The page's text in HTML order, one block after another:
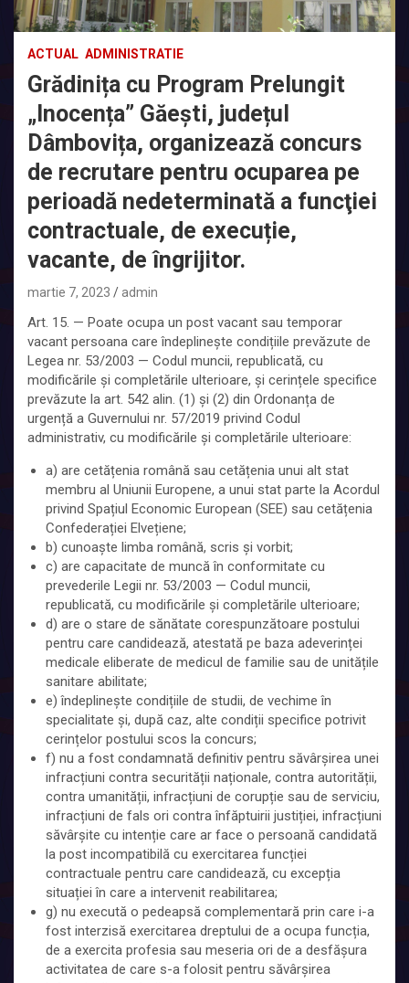
ACTUAL ADMINISTRATIE
Grădinița cu Program Prelungit
„Inocența” Găești, județul
Dâmbovița, organizează concurs
de recrutare pentru ocuparea pe
perioadă nedeterminată a funcţiei
contractuale, de execuție,
vacante, de îngrijitor.
martie 7, 2023 admin
Art. 15. — Poate ocupa un post vacant sau temporar
vacant persoana care îndeplinește condițiile prevăzute de
Legea nr. 53/2003 — Codul muncii, republicată, cu
modificările și completările ulterioare, și cerințele specifice
prevăzute la art. 542 alin. (1) și (2) din Ordonanța de
urgență a Guvernului nr. 57/2019 privind Codul
administrativ, cu modificările și completările ulterioare:
a) are cetățenia română sau cetățenia unui alt stat
membru al Uniunii Europene, a unui stat parte la Acordul
privind Spațiul Economic European (SEE) sau cetățenia
Confederației Elvețiene;
b) cunoaște limba română, scris și vorbit;
c) are capacitate de muncă în conformitate cu
prevederile Legii nr. 53/2003 — Codul muncii,
republicată, cu modificările și completările ulterioare;
d) are o stare de sănătate corespunzătoare postului
pentru care candidează, atestată pe baza adeverinței
medicale eliberate de medicul de familie sau de unitățile
sanitare abilitate;
e) îndeplinește condițiile de studii, de vechime în
specialitate și, după caz, alte condiții specifice potrivit
cerințelor postului scos la concurs;
f) nu a fost condamnată definitiv pentru săvârșirea unei
infracțiuni contra securității naționale, contra autorității,
contra umanității, infracțiuni de corupție sau de serviciu,
infracțiuni de fals ori contra înfăptuirii justiției, infracțiuni
săvârșite cu intenție care ar face o persoană candidată
la post incompatibilă cu exercitarea funcției
contractuale pentru care candidează, cu excepția
situației în care a intervenit reabilitarea;
g) nu execută o pedeapsă complementară prin care i-a
fost interzisă exercitarea dreptului de a ocupa funcția,
de a exercita profesia sau meseria ori de a desfășura
activitatea de care s-a folosit pentru săvârșirea